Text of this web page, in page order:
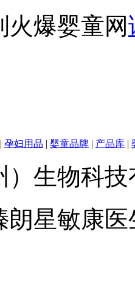
爆婴童网
| 孕妇用品 | 婴童品牌 | 产品库 |
）生物科
朗星敏康